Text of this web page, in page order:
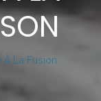
La Fusion